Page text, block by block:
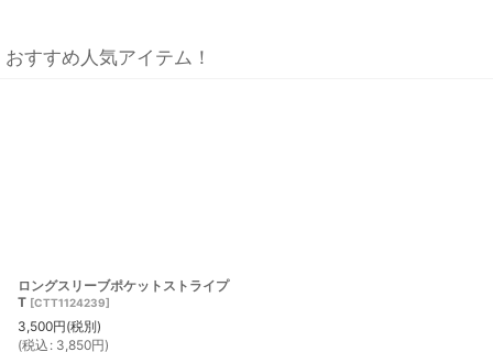
おすすめ人気アイテム！
ロングスリーブポケットストライプ
T [CTT1124239]
3,500円(税別)
(税込 : 3,850円)